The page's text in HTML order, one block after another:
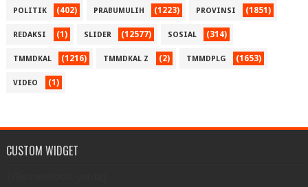
POLITIK (402) PRABUMULIH (1223) PROVINSI (1851)
REDAKSI (1) SLIDER (12577) SOSIAL (314)
TMMDKAL (1216) TMMDKAL Z (2) TMMDPLG (1653)
VIDEO (1)
CUSTOM WIDGET